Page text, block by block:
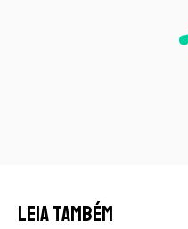
LEIA TAMBÉM